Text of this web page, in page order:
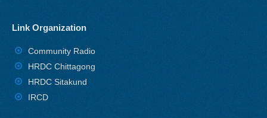
Link Organization
Community Radio
HRDC Chittagong
HRDC Sitakund
IRCD